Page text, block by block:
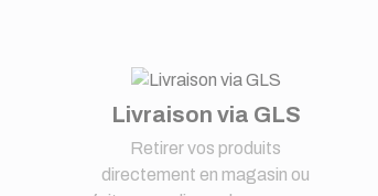
Livraison via GLS
Retirer vos produits
directement en magasin ou